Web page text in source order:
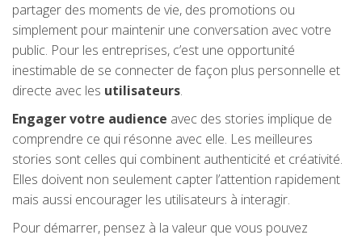
partager des moments de vie, des promotions ou
simplement pour maintenir une conversation avec votre
public. Pour les entreprises, c’est une opportunité
inestimable de se connecter de façon plus personnelle et
directe avec les utilisateurs.
Engager votre audience avec des stories implique de
comprendre ce qui résonne avec elle. Les meilleures
stories sont celles qui combinent authenticité et créativité.
Elles doivent non seulement capter l’attention rapidement
mais aussi encourager les utilisateurs à interagir.
Pour démarrer, pensez à la valeur que vous pouvez